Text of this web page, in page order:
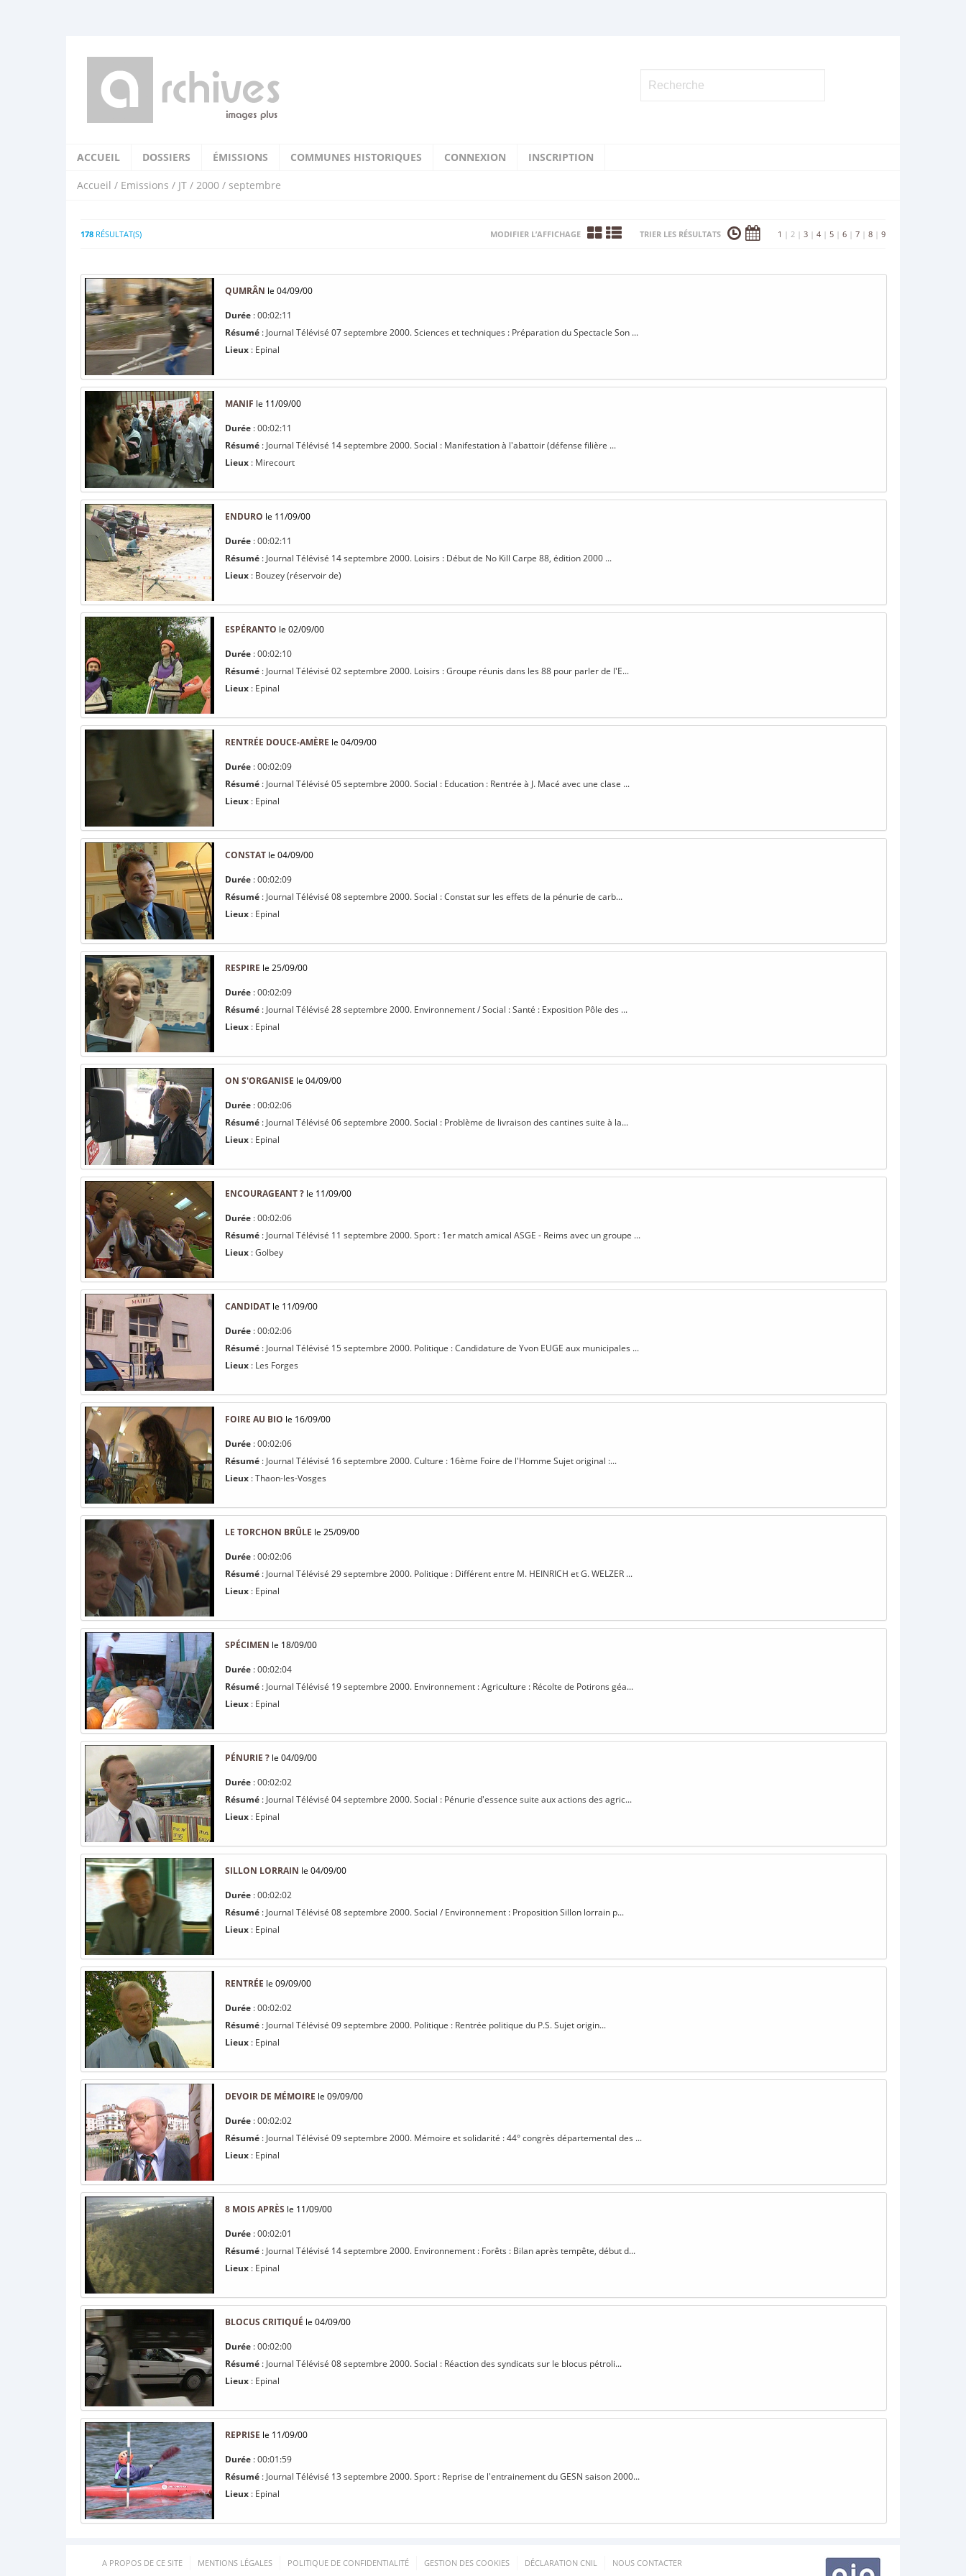
ACCUEIL DOSSIERS ÉMISSIONS COMMUNES HISTORIQUES CONNEXION INSCRIPTION
Accueil / Emissions / JT / 2000 / septembre
178 RÉSULTAT(S) 1 | 2 | 3 | 4 | 5 | 6 | 7 | 8 | 9
TRIER LES RÉSULTATS
MODIFIER L’AFFICHAGE
QUMRÂN le 04/09/00
Durée : 00:02:11
Résumé : Journal Télévisé 07 septembre 2000. Sciences et techniques : Préparation du Spectacle Son ...
Lieux : Epinal
MANIF le 11/09/00
Durée : 00:02:11
Résumé : Journal Télévisé 14 septembre 2000. Social : Manifestation à l'abattoir (défense filière ...
Lieux : Mirecourt
ENDURO le 11/09/00
Durée : 00:02:11
Résumé : Journal Télévisé 14 septembre 2000. Loisirs : Début de No Kill Carpe 88, édition 2000 ...
Lieux : Bouzey (réservoir de)
ESPÉRANTO le 02/09/00
Durée : 00:02:10
Résumé : Journal Télévisé 02 septembre 2000. Loisirs : Groupe réunis dans les 88 pour parler de l'E...
Lieux : Epinal
RENTRÉE DOUCE-AMÈRE le 04/09/00
Durée : 00:02:09
Résumé : Journal Télévisé 05 septembre 2000. Social : Education : Rentrée à J. Macé avec une clase ...
Lieux : Epinal
CONSTAT le 04/09/00
Durée : 00:02:09
Résumé : Journal Télévisé 08 septembre 2000. Social : Constat sur les effets de la pénurie de carb...
Lieux : Epinal
RESPIRE le 25/09/00
Durée : 00:02:09
Résumé : Journal Télévisé 28 septembre 2000. Environnement / Social : Santé : Exposition Pôle des ...
Lieux : Epinal
ON S'ORGANISE le 04/09/00
Durée : 00:02:06
Résumé : Journal Télévisé 06 septembre 2000. Social : Problème de livraison des cantines suite à la...
Lieux : Epinal
ENCOURAGEANT ? le 11/09/00
Durée : 00:02:06
Résumé : Journal Télévisé 11 septembre 2000. Sport : 1er match amical ASGE - Reims avec un groupe ...
Lieux : Golbey
CANDIDAT le 11/09/00
Durée : 00:02:06
Résumé : Journal Télévisé 15 septembre 2000. Politique : Candidature de Yvon EUGE aux municipales ...
Lieux : Les Forges
FOIRE AU BIO le 16/09/00
Durée : 00:02:06
Résumé : Journal Télévisé 16 septembre 2000. Culture : 16ème Foire de l'Homme Sujet original :...
Lieux : Thaon-les-Vosges
LE TORCHON BRÛLE le 25/09/00
Durée : 00:02:06
Résumé : Journal Télévisé 29 septembre 2000. Politique : Différent entre M. HEINRICH et G. WELZER ...
Lieux : Epinal
SPÉCIMEN le 18/09/00
Durée : 00:02:04
Résumé : Journal Télévisé 19 septembre 2000. Environnement : Agriculture : Récolte de Potirons géa...
Lieux : Epinal
PÉNURIE ? le 04/09/00
Durée : 00:02:02
Résumé : Journal Télévisé 04 septembre 2000. Social : Pénurie d'essence suite aux actions des agric...
Lieux : Epinal
SILLON LORRAIN le 04/09/00
Durée : 00:02:02
Résumé : Journal Télévisé 08 septembre 2000. Social / Environnement : Proposition Sillon lorrain p...
Lieux : Epinal
RENTRÉE le 09/09/00
Durée : 00:02:02
Résumé : Journal Télévisé 09 septembre 2000. Politique : Rentrée politique du P.S. Sujet origin...
Lieux : Epinal
DEVOIR DE MÉMOIRE le 09/09/00
Durée : 00:02:02
Résumé : Journal Télévisé 09 septembre 2000. Mémoire et solidarité : 44° congrès départemental des ...
Lieux : Epinal
8 MOIS APRÈS le 11/09/00
Durée : 00:02:01
Résumé : Journal Télévisé 14 septembre 2000. Environnement : Forêts : Bilan après tempête, début d...
Lieux : Epinal
BLOCUS CRITIQUÉ le 04/09/00
Durée : 00:02:00
Résumé : Journal Télévisé 08 septembre 2000. Social : Réaction des syndicats sur le blocus pétroli...
Lieux : Epinal
REPRISE le 11/09/00
Durée : 00:01:59
Résumé : Journal Télévisé 13 septembre 2000. Sport : Reprise de l'entrainement du GESN saison 2000...
Lieux : Epinal
A PROPOS DE CE SITE MENTIONS LÉGALES POLITIQUE DE CONFIDENTIALITÉ GESTION DES COOKIES DÉCLARATION CNIL NOUS CONTACTER